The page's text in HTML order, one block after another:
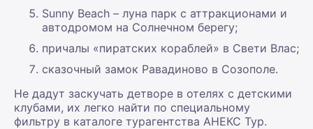
Sunny Beach – луна парк с аттракционами и
автодромом на Солнечном берегу;
причалы «пиратских кораблей» в Свети Влас;
сказочный замок Равадиново в Созополе.
Не дадут заскучать детворе в отелях с детскими
клубами, их легко найти по специальному
фильтру в каталоге турагентства АНЕКС Тур.